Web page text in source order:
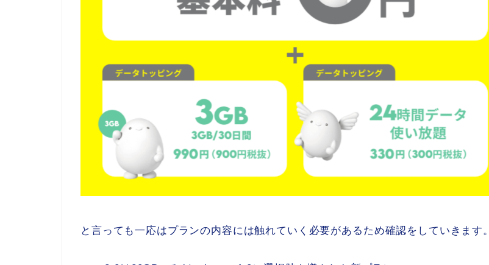
と言っても一応はプランの内容には触れていく必要があるため確認をしていきます。